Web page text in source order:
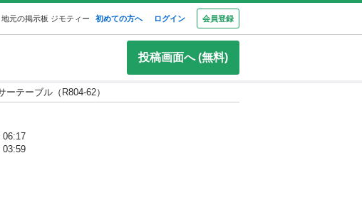
地元の掲示板 ジモティー 初めての方へ ログイン 会員登録
投稿画面へ (無料)
ーテーブル（R804-62）
06:17
03:59